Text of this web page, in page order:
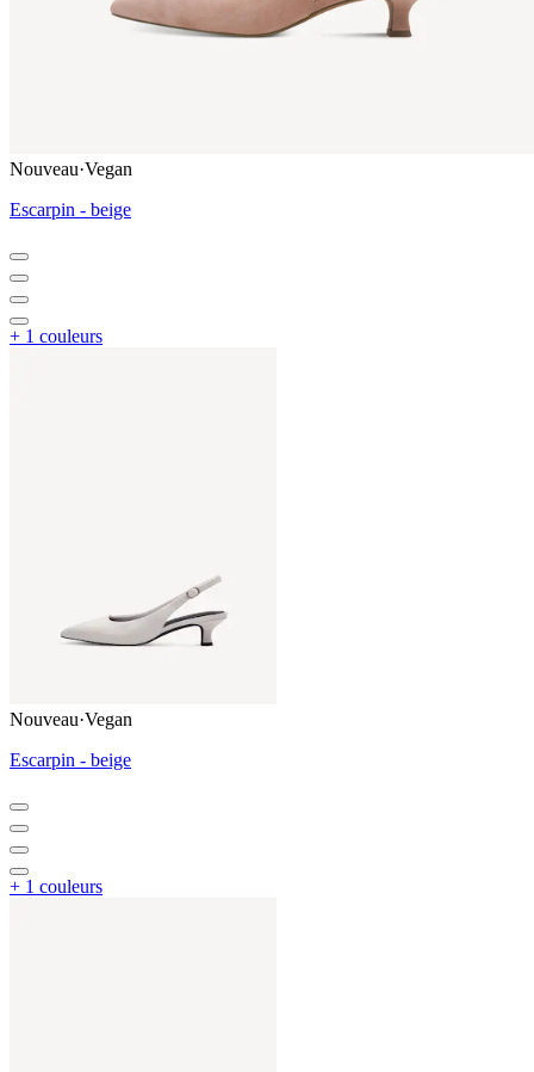
Nouveau·Vegan
Escarpin - beige
+ 1 couleurs
Nouveau·Vegan
Escarpin - beige
+ 1 couleurs